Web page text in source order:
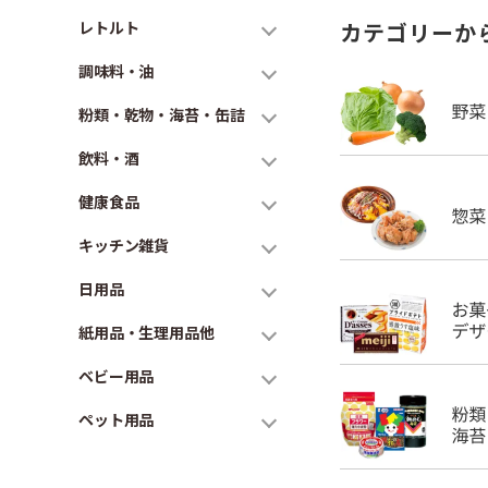
レトルト
調味料・油
粉類・乾物・海苔・缶詰
飲料・酒
健康食品
キッチン雑貨
日用品
紙用品・生理用品他
ベビー用品
ペット用品
カテゴリーか